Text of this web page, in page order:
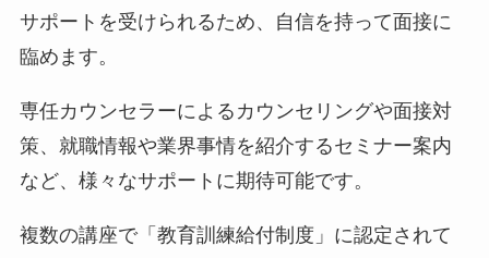
サポートを受けられるため、自信を持って面接に
臨めます。
専任カウンセラーによるカウンセリングや面接対
策、就職情報や業界事情を紹介するセミナー案内
など、様々なサポートに期待可能です。
複数の講座で「教育訓練給付制度」に認定されて